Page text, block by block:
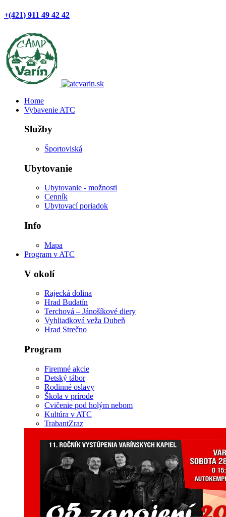
+(421) 911 49 42 42
Home
Vybavenie ATC
Služby
Športoviská
Ubytovanie
Ubytovanie - možnosti
Cenník
Ubytovací poriadok
Info
Mapa
Program v ATC
V okolí
Rajecká dolina
Hrad Budatín
Terchová – Jánošíkové diery
Vyhliadková veža Dubeň
Hrad Strečno
Program
Firemné akcie
Detský tábor
Rodinné oslavy
Škola v prírode
Cvičenie pod holým nebom
Kultúra v ATC
TrabantZraz